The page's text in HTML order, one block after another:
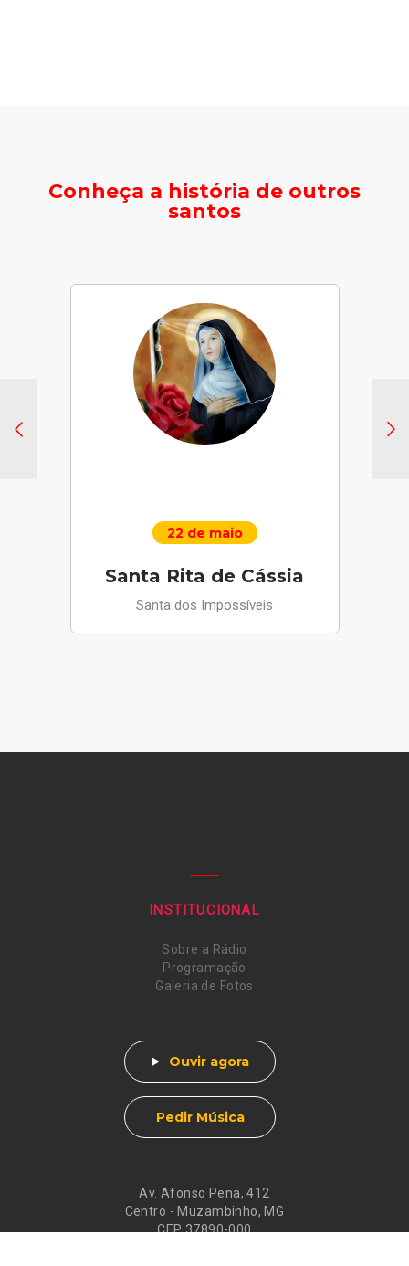
Conheça a história de outros
santos
22 de maio
Santa Rita de Cássia
Santa dos Impossíveis
Av. Afonso Pena, 412
Centro - Muzambinho, MG
CEP 37890-000
INSTITUCIONAL
Sobre a Rádio
Programação
Galeria de Fotos
Ouvir agora
Pedir Música